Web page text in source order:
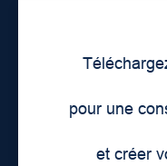
pour une
et créer
Lieux de distribution